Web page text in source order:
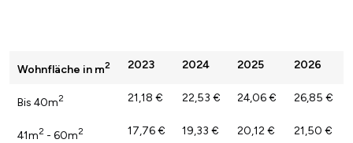
Wohnfläche in m2 2023 2024 2025 2026
Bis 40m2 21,18 € 22,53 € 24,06 € 26,85 €
41m2 - 60m2 17,76 € 19,33 € 20,12 € 21,50 €